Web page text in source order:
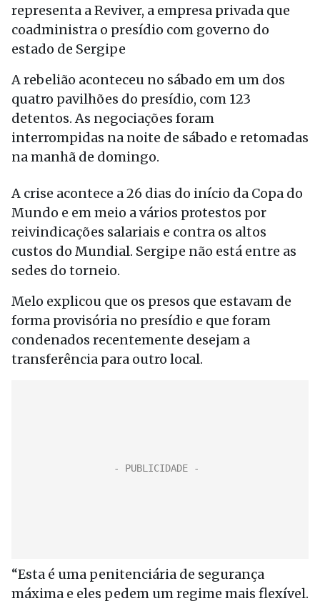
representa a Reviver, a empresa privada que
coadministra o presídio com governo do
estado de Sergipe
A rebelião aconteceu no sábado em um dos
quatro pavilhões do presídio, com 123
detentos. As negociações foram
interrompidas na noite de sábado e retomadas
na manhã de domingo.
A crise acontece a 26 dias do início da Copa do
Mundo e em meio a vários protestos por
reivindicações salariais e contra os altos
custos do Mundial. Sergipe não está entre as
sedes do torneio.
Melo explicou que os presos que estavam de
forma provisória no presídio e que foram
condenados recentemente desejam a
transferência para outro local.
“Esta é uma penitenciária de segurança
máxima e eles pedem um regime mais flexível.